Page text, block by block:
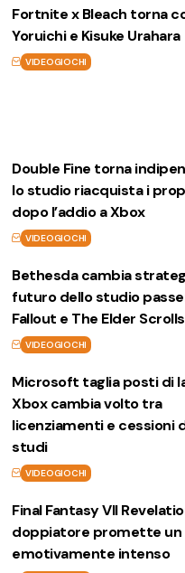
Fortnite x Bleach torna
Yoruichi e Kisuke Urahara
VIDEOGIOCHI
Double Fine torna
lo studio riacquista i
dopo l’addio a Xbox
VIDEOGIOCHI
Bethesda cambia
futuro dello studio
Fallout e The Elder Scrolls
VIDEOGIOCHI
Microsoft taglia posti di
Xbox cambia volto tra
licenziamenti e cessioni
studi
VIDEOGIOCHI
Final Fantasy VII
doppiatore promette un
emotivamente intenso